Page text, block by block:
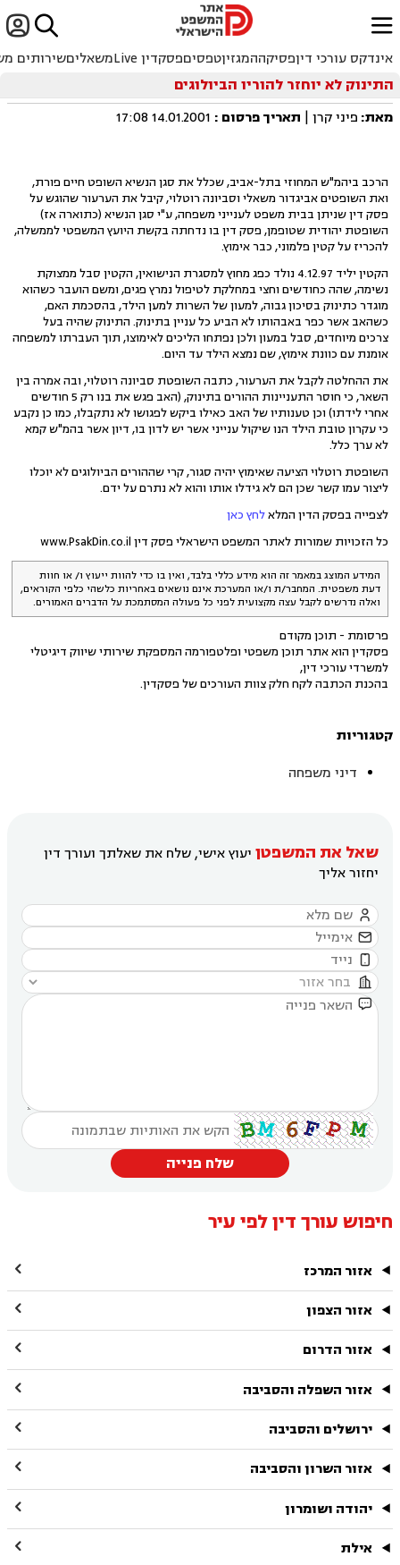

ﱐ
אינדקס עורכי דיןפסיקההמגזיןטפסיםפסקדין Live משאליםשירותים
התינוק לא יוחזר להוריו הביולוגים
מאת: פיני קרן | תאריך פרסום :
14.01.2001 17:08
הרכב ביהמ"ש המחוזי בתל-אביב, שכלל את סגן הנשיא השופט חיים פורת,
ואת השופטים אביגדור משאלי וסביונה רוטלוי, קיבל את הערעור שהוגש על
פסק דין שניתן בבית משפט לענייני משפחה, ע"י סגן הנשיא (כתוארה אז)
השופטת יהודית שטופמן, פסק דין בו נדחתה בקשת היועץ המשפטי לממשלה,
להכריז על קטין פלמוני, כבר אימוץ.
הקטין יליד 4.12.97 נולד כפג מחוץ למסגרת הנישואין, הקטין סבל ממצוקת
נשימה, שהה כחודשים וחצי במחלקת לטיפול נמרץ פגים, ומשם הועבר כשהוא
מוגדר כתינוק בסיכון גבוה, למעון של השרות למען הילד, בהסכמת האם,
כשהאב אשר כפר באבהותו לא הביע כל עניין בתינוק. התינוק שהיה בעל
צרכים מיוחדים, סבל במעון ולכן נפתחו הליכים לאימוצו, תוך העברתו למשפחה
אומנת עם כוונת אימוץ, שם נמצא הילד עד היום.
את ההחלטה לקבל את הערעור, כתבה השופטת סביונה רוטלוי, ובה אמרה בין
השאר, כי חוסר התעניינות ההורים בתינוק, (האב פגש את בנו רק 5 חודשים
אחרי לידתו) וכן טענותיו של האב כאילו ביקש לפגושו לא נתקבלו, כמו כן נקבע
כי עקרון טובת הילד הנו שיקול ענייני אשר יש לדון בו, דיון אשר בהמ"ש קמא
לא ערך כלל.
השופטת רוטלוי הציעה שאימוץ יהיה סגור, קרי שההורים הביולוגים לא יוכלו
ליצור עמו קשר שכן הם לא גידלו אותו והוא לא נתרם על ידם.
לצפייה בפסק הדין המלאלחץ כאן
כל הזכויות שמורות לאתר המשפט הישראלי פסק דין www.PsakDin.co.il
המידע המוצג במאמר זה הוא מידע כללי בלבד, ואין בו כדי להוות ייעוץ ו/ או חוות
דעת משפטית. המחבר/ת ו/או המערכת אינם נושאים באחריות כלשהי כלפי הקוראים,
ואלה נדרשים לקבל עצה מקצועית לפני כל פעולה המסתמכת על הדברים האמורים.
פרסומת - תוכן מקודם
פסקדין הוא אתר תוכן משפטי ופלטפורמה המספקת שירותי שיווק דיגיטלי
למשרדי עורכי דין,
בהכנת הכתבה לקח חלק צוות העורכים של פסקדין.
קטגוריות
דיני משפחה
שאל את המשפטן יעוץ אישי, שלח את שאלתך ועורך דין
יחזור אליך





שלח פנייה
חיפוש עורך דין לפי עיר
אזור המרכז 
אזור הצפון 
אזור הדרום 
אזור השפלה והסביבה 
ירושלים והסביבה 
אזור השרון והסביבה 
יהודה ושומרון 
אילת 